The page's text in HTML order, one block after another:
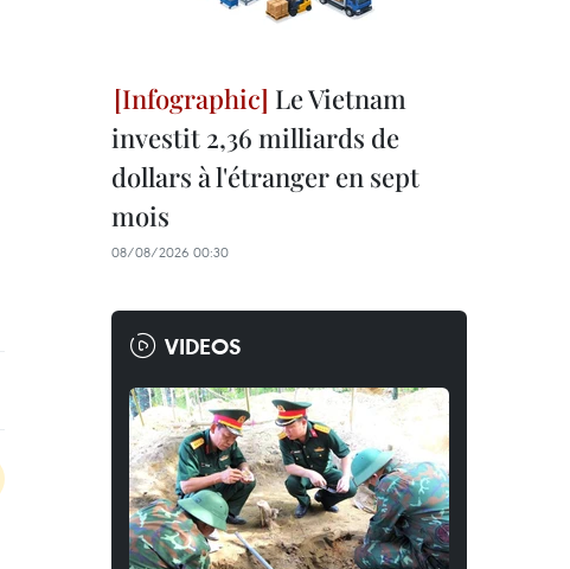
Le Vietnam
investit 2,36 milliards de
dollars à l'étranger en sept
mois
08/08/2026 00:30
VIDEOS